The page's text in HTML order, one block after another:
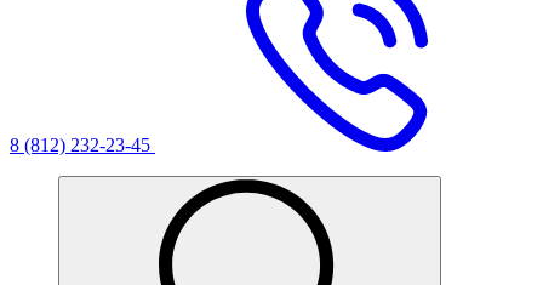
8 (812) 232-23-45